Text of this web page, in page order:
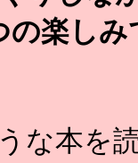
の楽しみ
な本を